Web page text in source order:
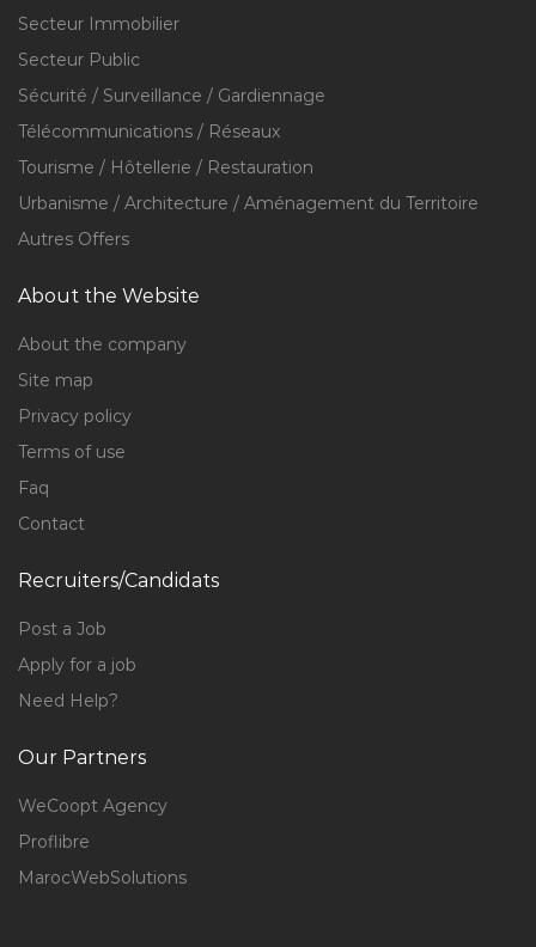
Secteur Immobilier
Secteur Public
Sécurité / Surveillance / Gardiennage
Télécommunications / Réseaux
Tourisme / Hôtellerie / Restauration
Urbanisme / Architecture / Aménagement du Territoire
Autres Offers
About the Website
About the company
Site map
Privacy policy
Terms of use
Faq
Contact
Recruiters/Candidats
Post a Job
Apply for a job
Need Help?
Our Partners
WeCoopt Agency
Proflibre
MarocWebSolutions